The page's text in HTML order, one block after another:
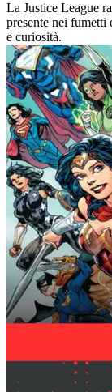
La Justice League
presente nei
e curiosità.